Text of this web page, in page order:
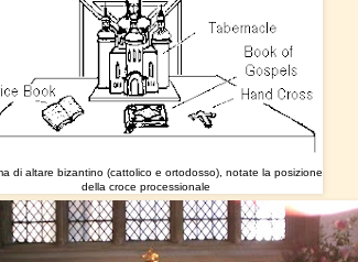
di altare bizantino (cattolico e ortodosso), notate la posizione
della croce processionale